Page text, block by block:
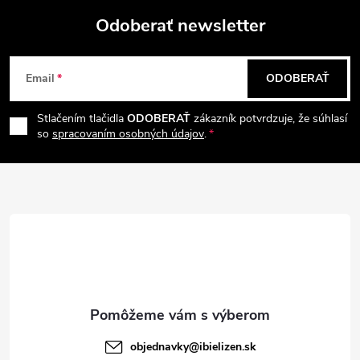
Z
á
p
Odoberať newsletter
Email
Stlačením tlačidla ODOBERAŤ zákazník potvrdzuje, že súhlasí
so spracovaním osobných údajov.
ODOBERAŤ
objednavky@ibielizen.sk